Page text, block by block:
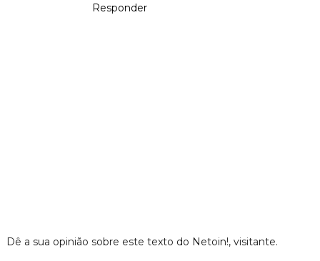
Responder
Dê a sua opinião sobre este texto do Netoin!, visitante.